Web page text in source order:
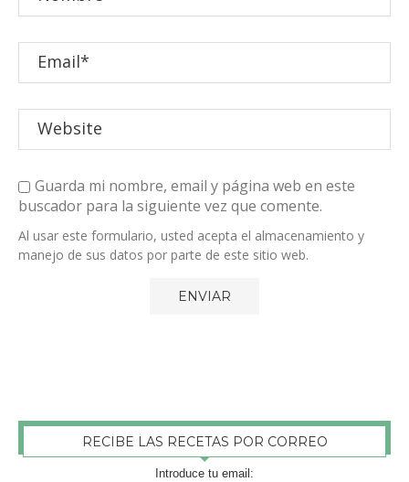
Guarda mi nombre, email y página web en este
buscador para la siguiente vez que comente.
Al usar este formulario, usted acepta el almacenamiento y
manejo de sus datos por parte de este sitio web.
RECIBE LAS RECETAS POR CORREO
Introduce tu email: